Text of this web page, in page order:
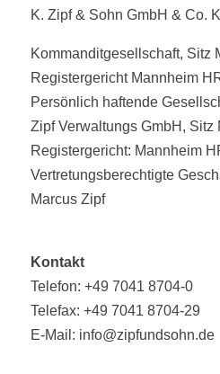
K. Zipf & Sohn GmbH & Co.
Kommanditgesellschaft, Sitz
Registergericht Mannheim
Persönlich haftende
Zipf Verwaltungs GmbH, Sitz
Registergericht: Mannheim
Vertretungsberechtigte
Marcus Zipf
Kontakt
Telefon: +49 7041 8704-0
Telefax: +49 7041 8704-29
E-Mail: info@zipfundsohn.de